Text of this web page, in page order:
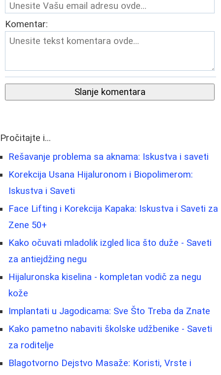
Komentar:
Slanje komentara
Pročitajte i...
Rešavanje problema sa aknama: Iskustva i saveti
Korekcija Usana Hijaluronom i Biopolimerom:
Iskustva i Saveti
Face Lifting i Korekcija Kapaka: Iskustva i Saveti za
Zene 50+
Kako očuvati mladolik izgled lica što duže - Saveti
za antiejdžing negu
Hijaluronska kiselina - kompletan vodič za negu
kože
Implantati u Jagodicama: Sve Što Treba da Znate
Kako pametno nabaviti školske udžbenike - Saveti
za roditelje
Blagotvorno Dejstvo Masaže: Koristi, Vrste i